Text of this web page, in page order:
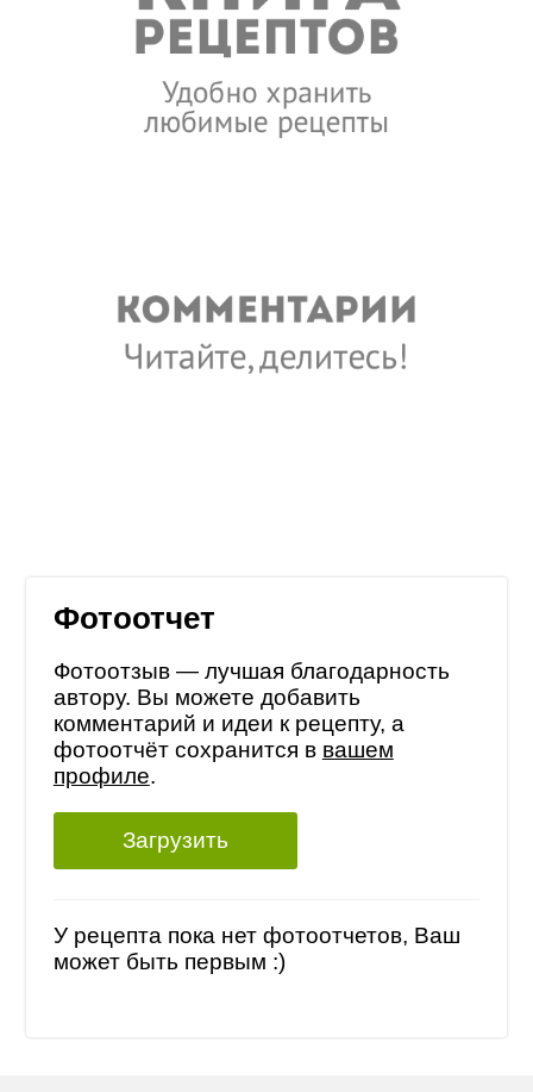
Фотоотчет
Фотоотзыв — лучшая благодарность
автору. Вы можете добавить
комментарий и идеи к рецепту, а
фотоотчёт сохранится в вашем
профиле.
Загрузить
У рецепта пока нет фотоотчетов, Ваш
может быть первым :)